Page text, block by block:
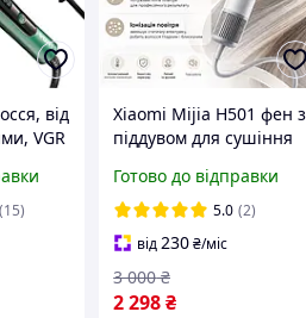
від
VGR
(15)
Xiaomi Mijia H501 фен з
піддувом для сушіння
Фен xiaomi з іонізацією
Фен Сяомі з
регулюванням
температури
Готово до відправки
5.0 (2)
від230₴/міс
2 298₴
3 000 ₴